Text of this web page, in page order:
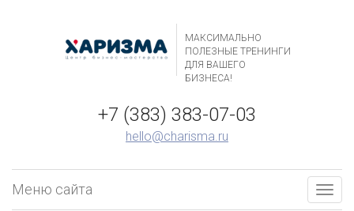
МАКСИМАЛЬНО
ПОЛЕЗНЫЕ ТРЕНИНГИ
ДЛЯ ВАШЕГО
БИЗНЕСА!
+7 (383) 383-07-03
hello@charisma.ru
Меню сайта